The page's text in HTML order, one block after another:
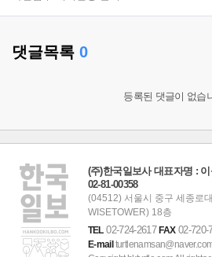
댓글목록 0
등록된 댓글이 없습
(주)한국일보사 대표자명 :
02-81-00358
(04512) 서울시 중구 세종로
WISETOWER) 18층
TEL02-724-2617FAX02-720-
E-mail